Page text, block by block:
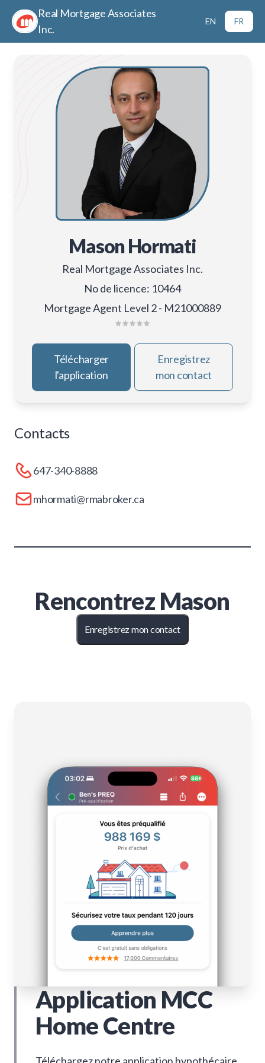
Real Mortgage Associates
Inc.
EN FR
Mason Hormati
Real Mortgage Associates Inc.
No de licence: 10464
Mortgage Agent Level 2 - M21000889
Télécharger
l'application
Enregistrez
mon contact
Contacts
647-340-8888
mhormati@rmabroker.ca
Rencontrez Mason
Enregistrez mon contact
Application MCC
Home Centre